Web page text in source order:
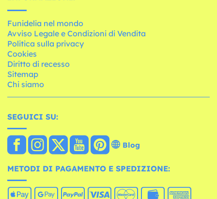
Funidelia nel mondo
Avviso Legale e Condizioni di Vendita
Politica sulla privacy
Cookies
Diritto di recesso
Sitemap
Chi siamo
SEGUICI SU:
Blog
METODI DI PAGAMENTO E SPEDIZIONE: